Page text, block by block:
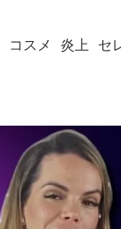
コスメ 炎上 セ